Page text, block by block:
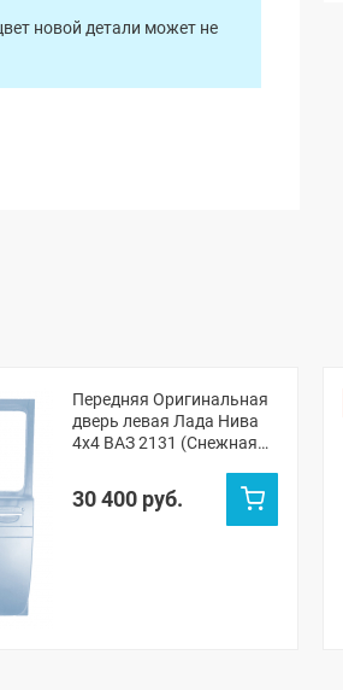
новой детали может не
Передняя Оригинальная
дверь левая Лада Нива
4х4 ВАЗ 2131 (Снежная
30 400 руб.